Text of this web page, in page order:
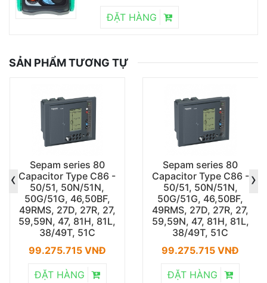
ĐẶT HÀNG
SẢN PHẨM TƯƠNG TỰ
Sepam series 80
Capacitor Type C86 -
50/51, 50N/51N,
50G/51G, 46,50BF,
49RMS, 27D, 27R, 27,
59,59N, 47, 81H, 81L,
38/49T, 51C
99.275.715 VNĐ
ĐẶT HÀNG
Sepam series 80
Capacitor Type C86 -
50/51, 50N/51N,
50G/51G, 46,50BF,
49RMS, 27D, 27R, 27,
59,59N, 47, 81H, 81L,
38/49T, 51C
99.275.715 VNĐ
ĐẶT HÀNG
‹ ›